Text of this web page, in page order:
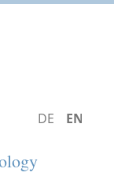
DEUTSCH